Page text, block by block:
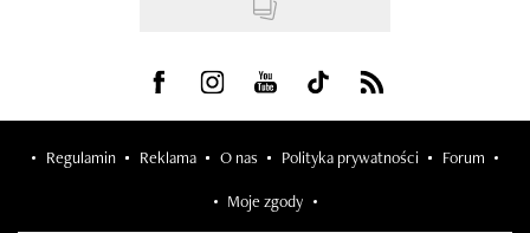
Visit us on Facebook
Visit us on Instagram
Visit us on Youtube
Visit us on Tiktok
Visit us on Rss
Regulamin Reklama O nas Polityka prywatności Forum
Moje zgody